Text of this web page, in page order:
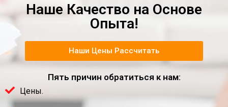
Наше Качество на Основе
Опыта!
Наши Цены Рассчитать
Пять причин обратиться к нам:
Цены.